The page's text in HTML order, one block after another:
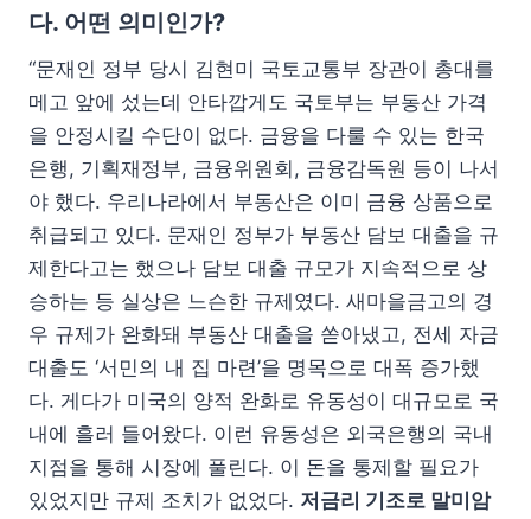
다. 어떤 의미인가?
“문재인 정부 당시 김현미 국토교통부 장관이 총대를
메고 앞에 섰는데 안타깝게도 국토부는 부동산 가격
을 안정시킬 수단이 없다. 금융을 다룰 수 있는 한국
은행, 기획재정부, 금융위원회, 금융감독원 등이 나서
야 했다. 우리나라에서 부동산은 이미 금융 상품으로
취급되고 있다. 문재인 정부가 부동산 담보 대출을 규
제한다고는 했으나 담보 대출 규모가 지속적으로 상
승하는 등 실상은 느슨한 규제였다. 새마을금고의 경
우 규제가 완화돼 부동산 대출을 쏟아냈고, 전세 자금
대출도 ‘서민의 내 집 마련’을 명목으로 대폭 증가했
다. 게다가 미국의 양적 완화로 유동성이 대규모로 국
내에 흘러 들어왔다. 이런 유동성은 외국은행의 국내
지점을 통해 시장에 풀린다. 이 돈을 통제할 필요가
있었지만 규제 조치가 없었다. 저금리 기조로 말미암